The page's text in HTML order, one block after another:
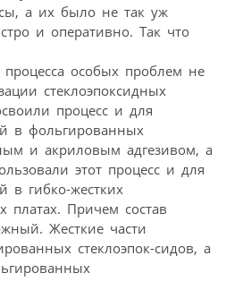
а их было не так уж
и оперативно. Так что
особых проблем не
стеклоэпоксидных
процесс и для
в фольгированных
и акриловым адгезивом, а
этот процесс и для
в гибко-жестких
платах. Причем состав
Жесткие части
стеклоэпок-сидов, а